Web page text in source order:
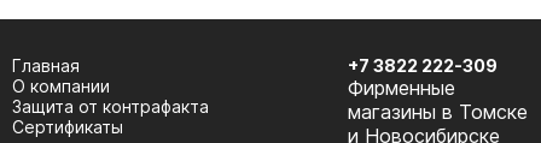
Главная
О компании
Защита от контрафакта
Сертификаты
+7 3822 222-309
Фирменные
магазины в Томске
и Новосибирске